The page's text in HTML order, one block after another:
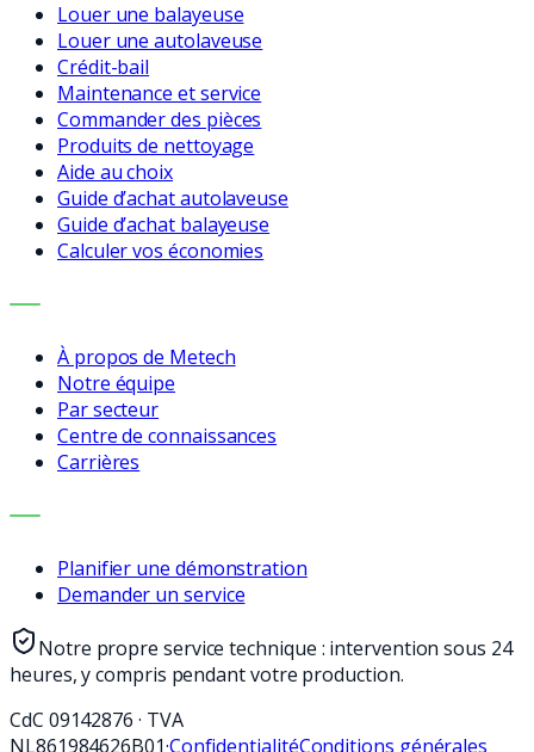
Louer une balayeuse
Louer une autolaveuse
Crédit-bail
Maintenance et service
Commander des pièces
Produits de nettoyage
Aide au choix
Guide d’achat autolaveuse
Guide d’achat balayeuse
Calculer vos économies
ENTREPRISE
À propos de Metech
Notre équipe
Par secteur
Centre de connaissances
Carrières
CONTACT
Planifier une démonstration
Demander un service
Notre propre service technique : intervention sous 24
heures, y compris pendant votre production.
CdC 09142876 · TVA
NL861984626B01·ConfidentialitéConditions générales